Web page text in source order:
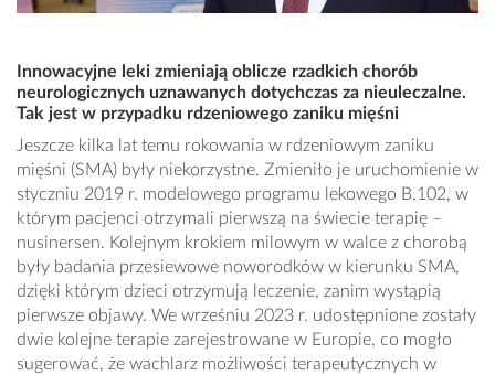
Innowacyjne leki zmieniają oblicze rzadkich chorób
neurologicznych uznawanych dotychczas za nieuleczalne.
Tak jest w przypadku rdzeniowego zaniku mięśni
Jeszcze kilka lat temu rokowania w rdzeniowym zaniku
mięśni (SMA) były niekorzystne. Zmieniło je uruchomienie w
styczniu 2019 r. modelowego programu lekowego B.102, w
którym pacjenci otrzymali pierwszą na świecie terapię –
nusinersen. Kolejnym krokiem milowym w walce z chorobą
były badania przesiewowe noworodków w kierunku SMA,
dzięki którym dzieci otrzymują leczenie, zanim wystąpią
pierwsze objawy. We wrześniu 2023 r. udostępnione zostały
dwie kolejne terapie zarejestrowane w Europie, co mogło
sugerować, że wachlarz możliwości terapeutycznych w